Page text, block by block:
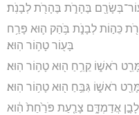
בֶּהָרֹ֑ת בֶּהָרֹ֖ת לְבָנֹֽת׃
כֵּה֣וֹת לְבָנֹ֑ת בֹּ֥הַק ה֛וּא פָּרַ֥ח
בָּע֖וֹר טָה֥וֹר הֽוּא׃
רֹאשׁ֑וֹ קֵרֵ֥חַ ה֖וּא טָה֥וֹר הֽוּא׃
רֹאשׁ֑וֹ גִּבֵּ֥חַ ה֖וּא טָה֥וֹר הֽוּא׃
לָבָ֣ן אֲדַמְדָּ֑ם צָרַ֤עַת פֹּרַ֙חַת֙ הִ֔וא